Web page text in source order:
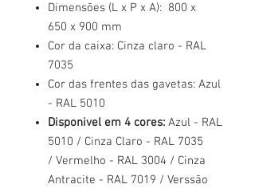
Dimensões (L x P x A): 800 x
650 x 900 mm
Cor da caixa: Cinza claro - RAL
7035
Cor das frentes das gavetas: Azul
- RAL 5010
Disponivel em 4 cores: Azul - RAL
5010 / Cinza Claro - RAL 7035
/ Vermelho - RAL 3004 / Cinza
Antracite - RAL 7019 / Verssão